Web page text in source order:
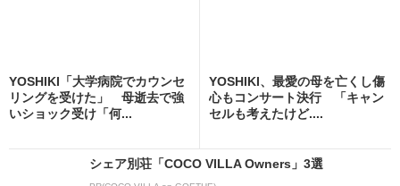
YOSHIKI「大学病院でカウンセ
リングを受けた」 母逝去で強
いショック受け「何...
YOSHIKI、最愛の母を亡くし傷
心もコンサート決行 「キャン
セルも考えたけど....
シェア別荘「COCO VILLA Owners」3選